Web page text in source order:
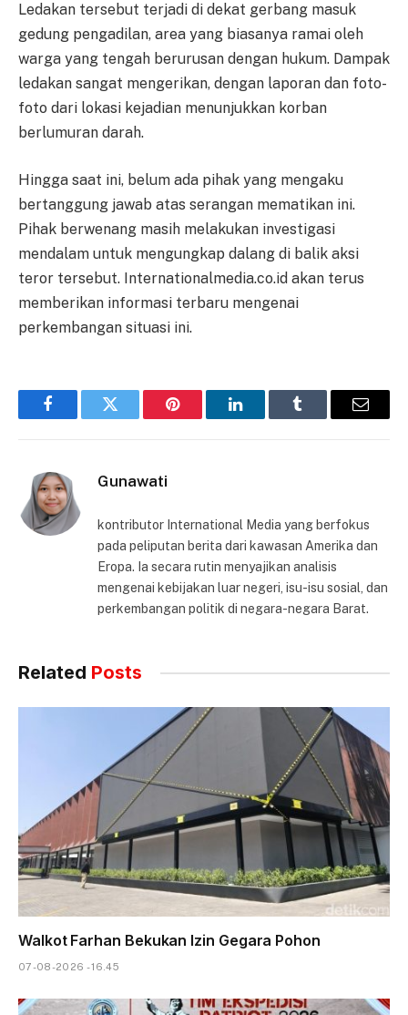
Ledakan tersebut terjadi di dekat gerbang masuk
gedung pengadilan, area yang biasanya ramai oleh
warga yang tengah berurusan dengan hukum. Dampak
ledakan sangat mengerikan, dengan laporan dan foto-
foto dari lokasi kejadian menunjukkan korban
berlumuran darah.
Hingga saat ini, belum ada pihak yang mengaku
bertanggung jawab atas serangan mematikan ini.
Pihak berwenang masih melakukan investigasi
mendalam untuk mengungkap dalang di balik aksi
teror tersebut. Internationalmedia.co.id akan terus
memberikan informasi terbaru mengenai
perkembangan situasi ini.
FacebookTwitter Pinterest LinkedInTumblr Email
Gunawati
kontributor International Media yang berfokus
pada peliputan berita dari kawasan Amerika dan
Eropa. Ia secara rutin menyajikan analisis
mengenai kebijakan luar negeri, isu-isu sosial, dan
perkembangan politik di negara-negara Barat.
Related Posts
Walkot Farhan Bekukan Izin Gegara Pohon
07-08-2026 - 16.45